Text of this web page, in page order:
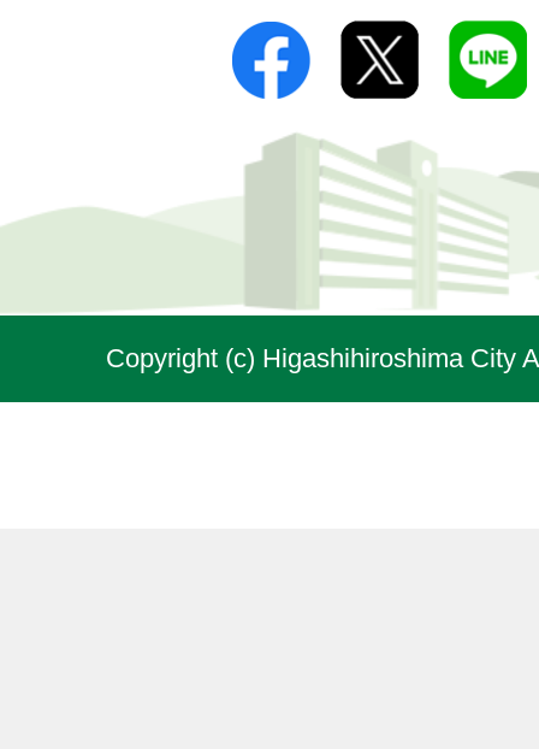
Copyright (c) Higashihiroshima City